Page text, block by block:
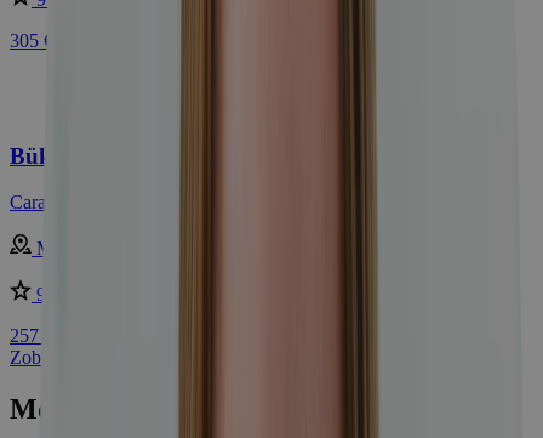
305 €
Bükfürdő s luxusným wellness (2 000 m²)
Caramell Premium Resort ****
Maďarsko - Bük
9 /10
257 €
Zobraziť najpredávanejšie pobyty
Mohlo by vás zaujímať